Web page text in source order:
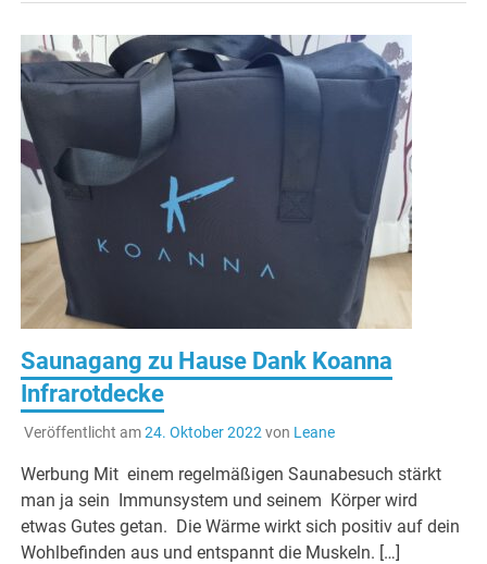
Saunagang zu Hause Dank Koanna
Infrarotdecke
Veröffentlicht am24. Oktober 2022 von Leane
Werbung Mit einem regelmäßigen Saunabesuch stärkt
man ja sein Immunsystem und seinem Körper wird
etwas Gutes getan. Die Wärme wirkt sich positiv auf dein
Wohlbefinden aus und entspannt die Muskeln. […]